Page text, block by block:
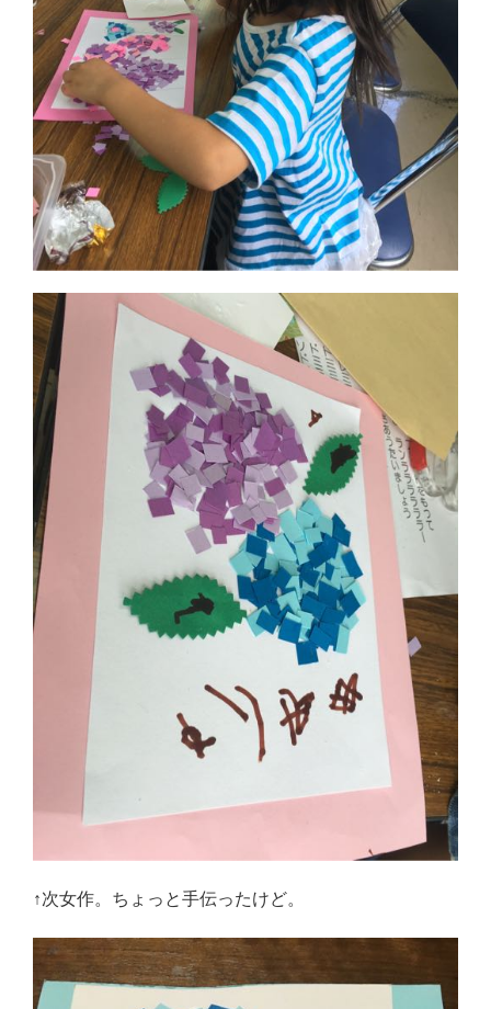
↑次女作。ちょっと手伝ったけど。